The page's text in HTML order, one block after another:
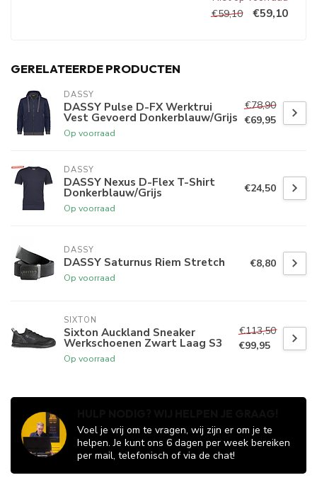
€59,10
€59,10
GERELATEERDE PRODUCTEN
DASSY
DASSY Pulse D-FX Werktrui
Vest Gevoerd Donkerblauw/Grijs
Op voorraad
€78,90
€69,95
DASSY
DASSY Nexus D-Flex T-Shirt
Donkerblauw/Grijs
Op voorraad
€24,50
DASSY
DASSY Saturnus Riem Stretch
Op voorraad
€8,80
SIXTON
Sixton Auckland Sneaker
Werkschoenen Zwart Laag S3
Op voorraad
€113,50
€99,95
Voel je vrij om te vragen, wij zijn er om je te
helpen. Je kunt ons 6 dagen per week bereiken
per mail, telefonisch of via de chat!